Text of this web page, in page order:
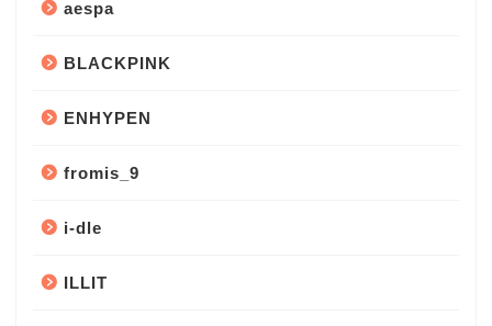
aespa
BLACKPINK
ENHYPEN
fromis_9
i-dle
ILLIT